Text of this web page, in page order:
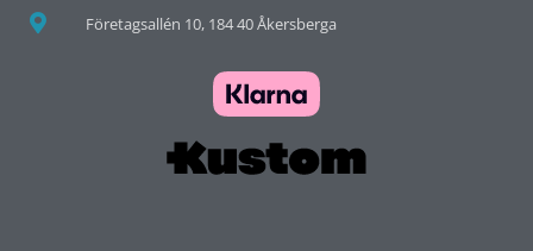
Företagsallén 10, 184 40 Åkersberga